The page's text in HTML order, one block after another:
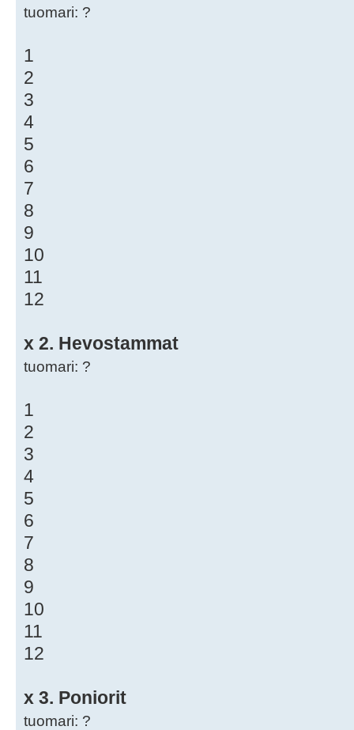
tuomari: ?
1
2
3
4
5
6
7
8
9
10
11
12
x 2. Hevostammat
tuomari: ?
1
2
3
4
5
6
7
8
9
10
11
12
x 3. Poniorit
tuomari: ?